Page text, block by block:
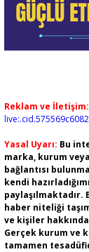
Reklam ve İletişim:
Yasal Uyarı: Bu
marka, kurum
bağlantısı
kendi
haber niteliği
ve kişiler
Gerçek kurum ve
tamamen